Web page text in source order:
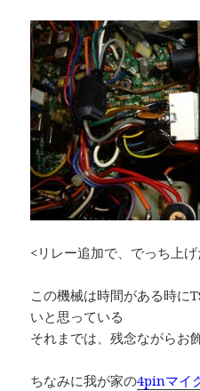
<リレー追加で、でっち上
この機械は時間がある時に
いと思っている
それまでは、残念ながらお
ちなみに我が家の4pinマイ